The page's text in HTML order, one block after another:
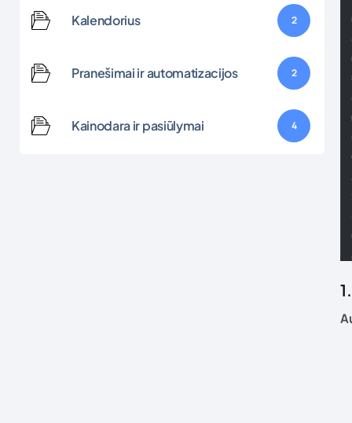
Kalendorius 2
Pranešimai ir automatizacijos 2
Kainodara ir pasiūlymai 4